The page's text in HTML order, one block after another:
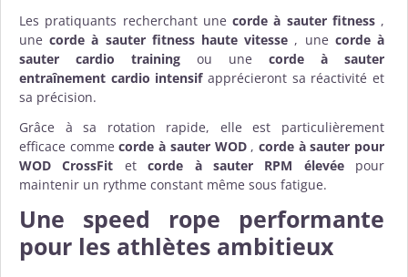
Les pratiquants recherchant une corde à sauter fitness,
unecorde à sauter fitness haute vitesse , une corde à
sauter cardio training ou une corde à sauter
entraînement cardio intensifapprécieront sa réactivité et
sa précision.
Grâce à sa rotation rapide, elle est particulièrement
efficace commecorde à sauter WOD, corde à sauter pour
WOD CrossFit etcorde à sauter RPM élevéepour
maintenir un rythme constant même sous fatigue.
Une speed rope performante
pour les athlètes ambitieux